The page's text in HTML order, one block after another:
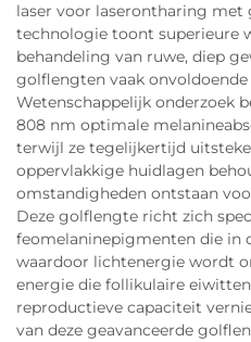
laser voor laserontharing met
technologie toont superieure
behandeling van ruwe, diep
golflengten vaak
Wetenschappelijk onderzoek
808 nm optimale
terwijl ze tegelijkertijd
oppervlakkige huidlagen
omstandigheden ontstaan
Deze golflengte richt zich
feomelaninepigmenten die in
waardoor lichtenergie wordt
energie die follikulaire
reproductieve capaciteit
van deze geavanceerde